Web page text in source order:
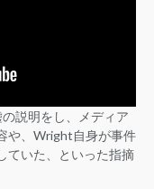
説明をし、メディア
や、Wright自身が事件
ていた、といった指摘